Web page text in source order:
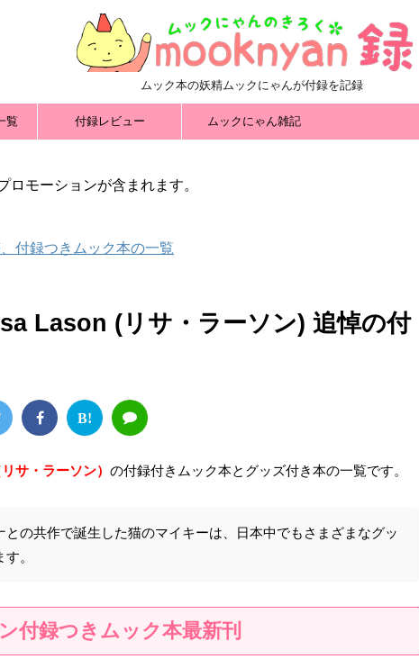
ムック本の妖精ムックにゃんが付録を記録
覧 付録レビュー ムックにゃん雑記
モーションが含まれます。
付録つきムック本の一覧
Lason (リサ・ラーソン) 追悼の付
B!
サ・ラーソン） の付録付きムック本とグッズ付き本の一覧です。
との共作で誕生した猫のマイキーは、日本中でもさまざまなグッ
。
付録つきムック本最新刊